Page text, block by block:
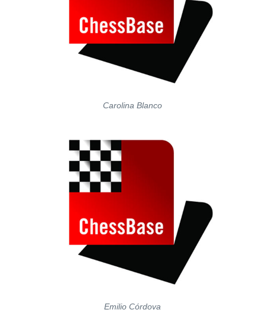
Carolina Blanco
Emilio Córdova